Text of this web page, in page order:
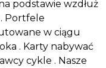
podstawie wzdłuż
Portfele
w ciągu
. Karty nabywać
cykle . Nasze